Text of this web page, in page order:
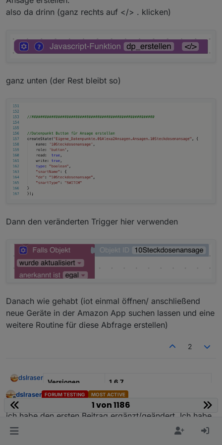
also da drinn (ganz rechts auf </> . klicken)
ganz unten (der Rest bleibt so)
Dann den veränderten Trigger hier verwenden
Danach wie gehabt (iot einmal öffnen/ anschließend
neue Geräte in der Amazon App suchen lassen und eine
weitere Routine für diese Abfrage erstellen)
2
dslraser
Versionen 1.6.7
aktualisiert am 23.12.2020
Typ
Blockly mit JavaScript
Offline
dslraser FORUM TESTING MOST ACTIVE
schrieb am 5. Nov. 2019, 12:37
zuletzt editiert von
ich habe den ersten Beitrag ergänzt/geändert. Ich habe
einzelne Blockly Exporte erstellt und eingefügt.
1 von 1186